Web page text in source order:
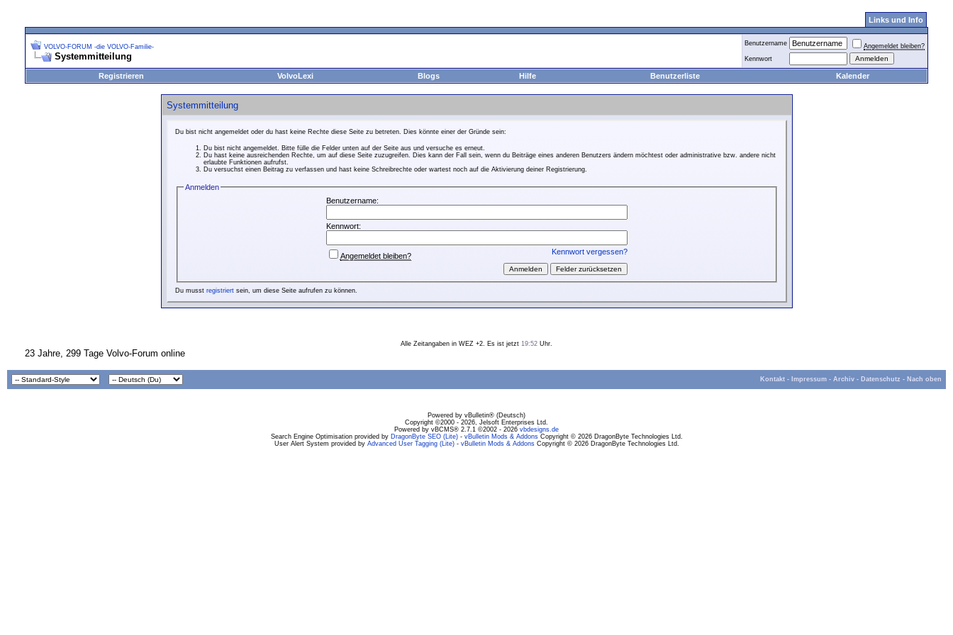
Links und Info
VOLVO-FORUM -die VOLVO-Familie-
Systemmitteilung
Benutzername
Angemeldet bleiben?
Kennwort
Registrieren VolvoLexi Blogs Hilfe Benutzerliste Kalender
Systemmitteilung
Du bist nicht angemeldet oder du hast keine Rechte diese Seite zu betreten. Dies könnte einer der Gründe sein:
Du bist nicht angemeldet. Bitte fülle die Felder unten auf der Seite aus und versuche es erneut.
Du hast keine ausreichenden Rechte, um auf diese Seite zuzugreifen. Dies kann der Fall sein, wenn du Beiträge eines anderen Benutzers ändern möchtest oder administrative bzw. andere nicht
erlaubte Funktionen aufrufst.
Du versuchst einen Beitrag zu verfassen und hast keine Schreibrechte oder wartest noch auf die Aktivierung deiner Registrierung.
Anmelden
Benutzername:
Kennwort:
Kennwort vergessen?
Angemeldet bleiben?
Du musst registriertsein, um diese Seite aufrufen zu können.
Alle Zeitangaben in WEZ +2. Es ist jetzt 19:52 Uhr.
23 Jahre, 299 Tage Volvo-Forum online
Kontakt - Impressum - Archiv - Datenschutz - Nach oben
Powered by vBulletin® (Deutsch)
Copyright ©2000 - 2026, Jelsoft Enterprises Ltd.
Powered by vBCMS® 2.7.1 ©2002 - 2026 vbdesigns.de
Search Engine Optimisation provided by DragonByte SEO (Lite)- vBulletin Mods & AddonsCopyright © 2026 DragonByte Technologies Ltd.
User Alert System provided by Advanced User Tagging (Lite)- vBulletin Mods & AddonsCopyright © 2026 DragonByte Technologies Ltd.